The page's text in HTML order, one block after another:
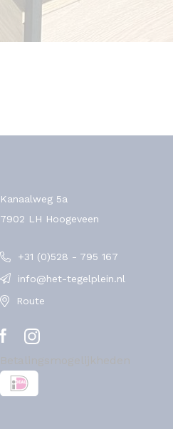
Kanaalweg 5a
7902 LH Hoogeveen
+31 (0)528 - 795 167
info@het-tegelplein.nl
Route